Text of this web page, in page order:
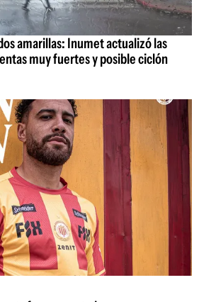
amarillas: Inumet actualizó las
muy fuertes y posible ciclón